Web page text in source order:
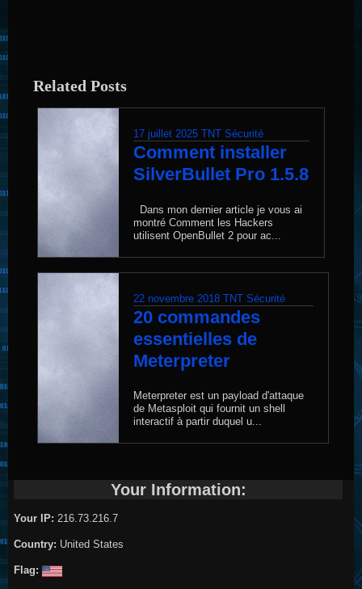
Related Posts
17 juillet 2025 TNT Sécurité
Comment installer
SilverBullet Pro 1.5.8
Dans mon dernier article je vous ai
montré Comment les Hackers
utilisent OpenBullet 2 pour ac...
22 novembre 2018 TNT Sécurité
20 commandes
essentielles de
Meterpreter
Meterpreter est un payload d'attaque
de Metasploit qui fournit un shell
interactif à partir duquel u...
Your Information:
Your IP: 216.73.216.7
Country: United States
Flag: